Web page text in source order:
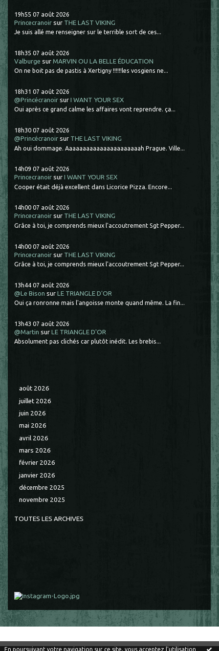
En poursuivant votre navigation sur ce site, vous acceptez l'utilisation
19h55 07 août 2026
Princecranoir sur THE LAST VIKING
Je suis allé me renseigner sur le terrible sort de ces...
18h35 07 août 2026
Valburge surMARVIN OU LA BELLE ÉDUCATION
On ne boit pas de pastis à Xertigny !!!!!!les vosgiens ne...
18h31 07 août 2026
@Princécranoir surI WANT YOUR SEX
Oui après ce grand calme les affaires vont reprendre. ça...
18h30 07 août 2026
@Princécranoir sur THE LAST VIKING
Ah oui dommage. Aaaaaaaaaaaaaaaaaaaaaah Prague. Ville...
14h09 07 août 2026
Princecranoir surI WANT YOUR SEX
Cooper était déjà excellent dans Licorice Pizza. Encore...
14h00 07 août 2026
Princecranoir sur THE LAST VIKING
Grâce à toi, je comprends mieux l'accoutrement Sgt Pepper...
14h00 07 août 2026
Princecranoir sur THE LAST VIKING
Grâce à toi, je comprends mieux l'accoutrement Sgt Pepper...
13h44 07 août 2026
@Le Bison surLE TRIANGLE D'OR
Oui ça ronronne mais l'angoisse monte quand même. La fin...
13h43 07 août 2026
@Martin surLE TRIANGLE D'OR
Absolument pas clichés car plutôt inédit. Les brebis...
août 2026
juillet 2026
juin 2026
mai 2026
avril 2026
mars 2026
février 2026
janvier 2026
décembre 2025
novembre 2025
TOUTES LES ARCHIVES